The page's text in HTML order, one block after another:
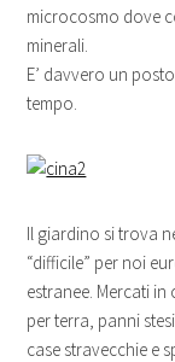
microcosmo dove
minerali.
E’ davvero un
tempo.
Il giardino si trova
“difficile” per noi
estranee. Mercati
per terra, panni
case stravecchie e